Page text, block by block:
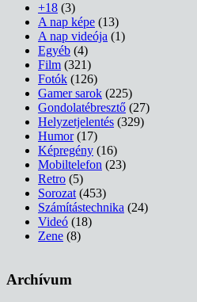
+18 (3)
A nap képe (13)
A nap videója (1)
Egyéb (4)
Film (321)
Fotók (126)
Gamer sarok (225)
Gondolatébresztő (27)
Helyzetjelentés (329)
Humor(17)
Képregény (16)
Mobiltelefon (23)
Retro (5)
Sorozat (453)
Számítástechnika (24)
Videó (18)
Zene (8)
Archívum